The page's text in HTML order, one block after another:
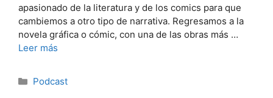
apasionado de la literatura y de los comics para que
cambiemos a otro tipo de narrativa. Regresamos a la
novela gráfica o cómic, con una de las obras más …
Leer más
Categorías
Podcast